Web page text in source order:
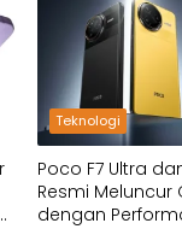
Teknologi
Poco F7 Ultra
Resmi Meluncur
dengan